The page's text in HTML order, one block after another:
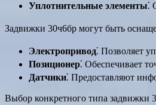
Уплотнительные элементы⁚
Задвижки 30ч6бр могут быть
Электропривод⁚ Позволяет
Позиционер⁚ Обеспечивает
Датчики⁚ Предоставляют
Выбор конкретного типа задвижки